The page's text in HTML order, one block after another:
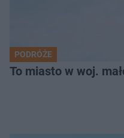
PODRÓŻE
To miasto w woj.